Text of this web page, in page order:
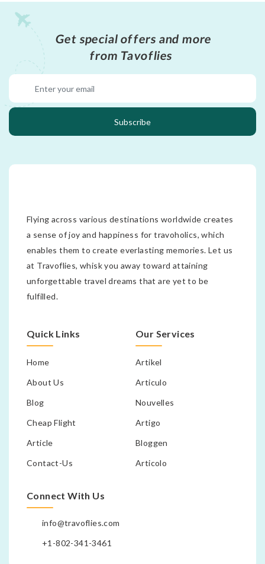
Get special offers and more
from Tavoflies
Subscribe
Flying across various destinations worldwide creates
a sense of joy and happiness for travoholics, which
enables them to create everlasting memories. Let us
at Travoflies, whisk you away toward attaining
unforgettable travel dreams that are yet to be
fulfilled.
Quick Links
Home
About Us
Blog
Cheap Flight
Article
Contact-Us
Our Services
Artikel
Articulo
Nouvelles
Artigo
Bloggen
Articolo
Connect With Us
info@travoflies.com
+1-802-341-3461